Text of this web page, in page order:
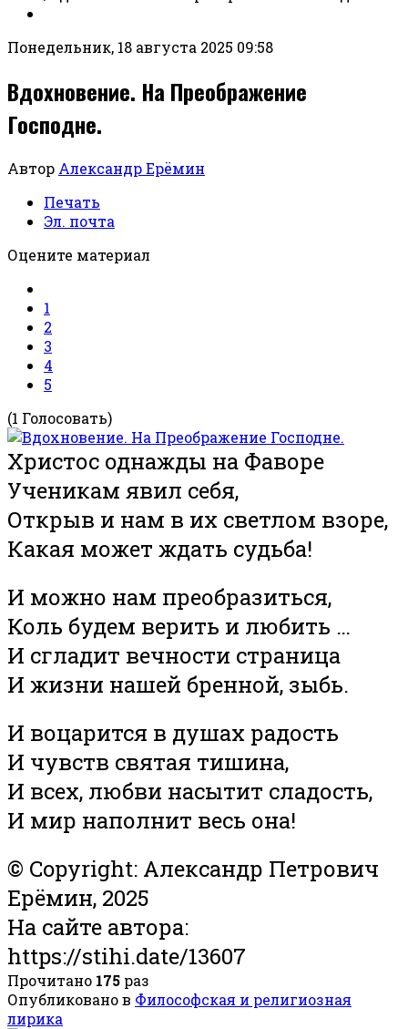
Понедельник, 18 августа 2025 09:58
Вдохновение. На Преображение
Господне.
Автор Александр Ерёмин
Печать
Эл. почта
Оцените материал
1
2
3
4
5
(1 Голосовать)
Христос однажды на Фаворе
Ученикам явил себя,
Открыв и нам в их светлом взоре,
Какая может ждать судьба!
И можно нам преобразиться,
Коль будем верить и любить …
И сгладит вечности страница
И жизни нашей бренной, зыбь.
И воцарится в душах радость
И чувств святая тишина,
И всех, любви насытит сладость,
И мир наполнит весь она!
© Copyright: Александр Петрович
Ерёмин, 2025
На сайте автора:
https://stihi.date/13607
Прочитано 175 раз
Опубликовано в Философская и религиозная
лирика